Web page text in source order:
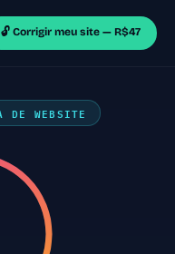
/Sites Astro/
🔓 Corrigir meu site — R$47
DE WEBSITE